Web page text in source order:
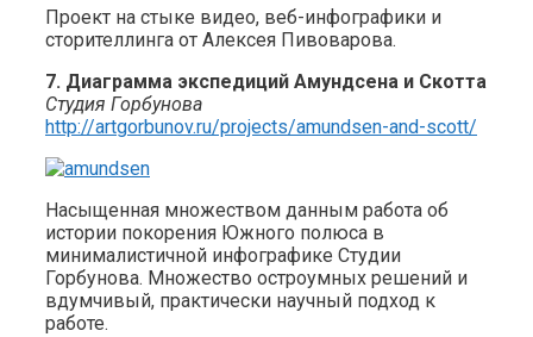
Проект на стыке видео, веб-инфографики и
сторителлинга от Алексея Пивоварова.
7. Диаграмма экспедиций Амундсена и Скотта
Студия Горбунова
http://artgorbunov.ru/projects/amundsen-and-scott/
Насыщенная множеством данным работа об
истории покорения Южного полюса в
минималистичной инфографике Студии
Горбунова. Множество остроумных решений и
вдумчивый, практически научный подход к
работе.